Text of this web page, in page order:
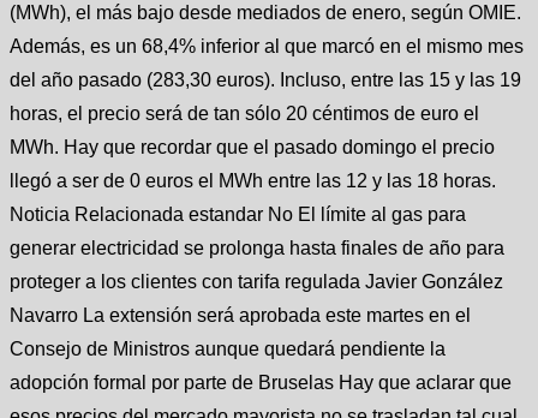
(MWh), el más bajo desde mediados de enero, según OMIE.
Además, es un 68,4% inferior al que marcó en el mismo mes
del año pasado (283,30 euros). Incluso, entre las 15 y las 19
horas, el precio será de tan sólo 20 céntimos de euro el
MWh. Hay que recordar que el pasado domingo el precio
llegó a ser de 0 euros el MWh entre las 12 y las 18 horas.
Noticia Relacionada estandar No El límite al gas para
generar electricidad se prolonga hasta finales de año para
proteger a los clientes con tarifa regulada Javier González
Navarro La extensión será aprobada este martes en el
Consejo de Ministros aunque quedará pendiente la
adopción formal por parte de Bruselas Hay que aclarar que